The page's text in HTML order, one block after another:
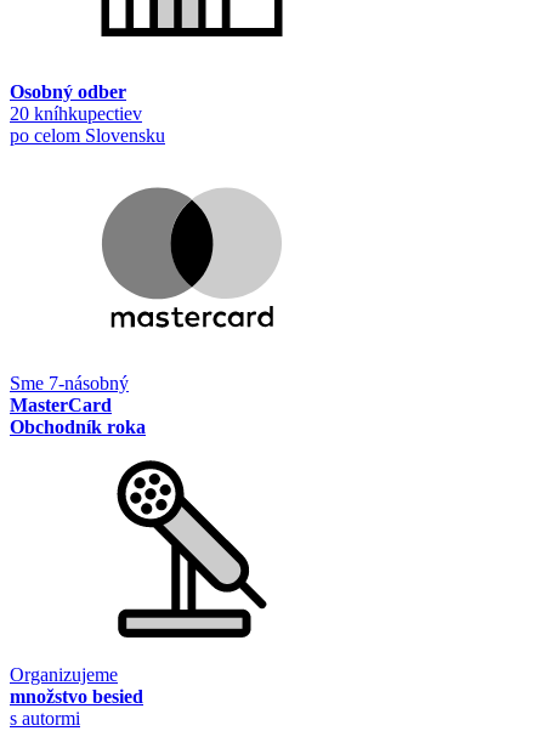
Osobný odber
20 kníhkupectiev
po celom Slovensku
Sme 7-násobný
MasterCard
Obchodník roka
Organizujeme
množstvo besied
s autormi